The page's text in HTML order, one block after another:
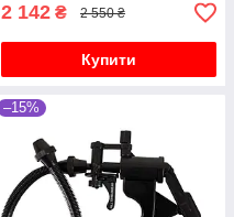
2 142 ₴ 2 550 ₴
Купити
–15%